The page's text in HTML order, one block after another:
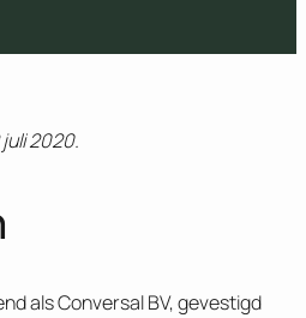
2020.
als Conversal BV, gevestigd